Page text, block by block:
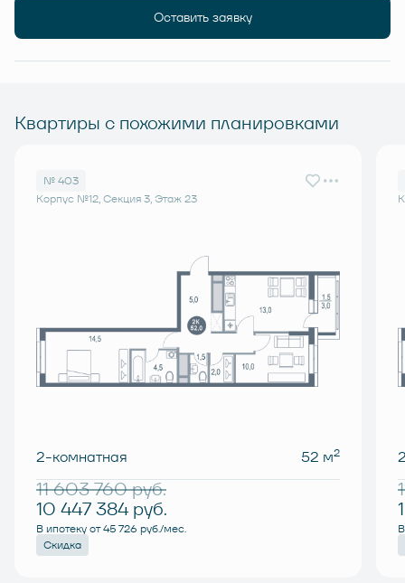
Оставить заявку
Квартиры с похожими планировками
№ 403
Корпус №12, Секция 3, Этаж 23
2-комнатная 52 м2
11 603 760руб.
10 447 384 руб.
В ипотеку от 45 726 руб./мес.
Скидка